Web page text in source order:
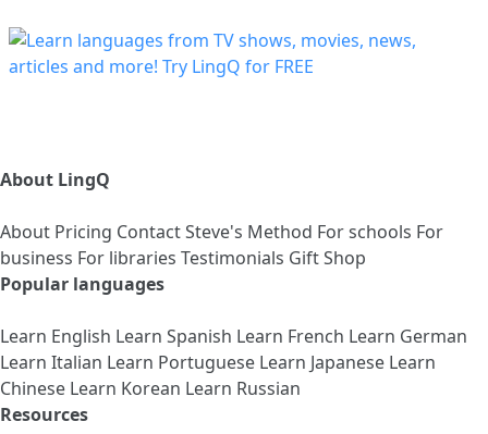
About LingQ
About Pricing ContactSteve's Method For schools For
business For libraries Testimonials Gift Shop
Popular languages
Learn English Learn Spanish Learn French Learn German
Learn Italian Learn Portuguese Learn Japanese Learn
Chinese Learn Korean Learn Russian
Resources